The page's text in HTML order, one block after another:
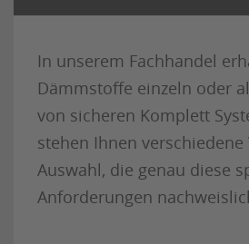
In unserem Fachhandel
Dämmstoffe einzeln oder
von sicheren Komplett
stehen Ihnen
Auswahl, die genau diese
Anforderungen